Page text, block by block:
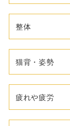
整体
猫背・姿勢
疲れや疲労